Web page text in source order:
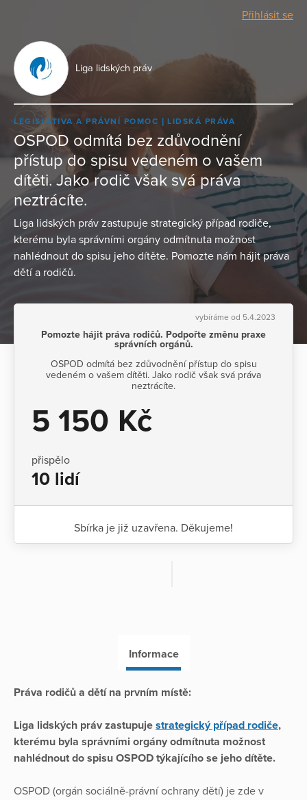
Přihlásit se
Liga lidských práv
LEGISLATIVA A PRÁVNÍ POMOC LIDSKÁ PRÁVA
OSPOD odmítá bez zdůvodnění
přístup do spisu vedeném o vašem
dítěti. Jako rodič však svá práva
neztrácíte.
Liga lidských práv zastupuje strategický případ rodiče,
kterému byla správními orgány odmítnuta možnost
nahlédnout do spisu jeho dítěte. Pomozte nám hájit práva
dětí a rodičů.
vybíráme od 5.4.2023
Pomozte hájit práva rodičů. Podpořte změnu praxe
správních orgánů.
OSPOD odmítá bez zdůvodnění přístup do spisu
vedeném o vašem dítěti. Jako rodič však svá práva
neztrácíte.
5 150 Kč
přispělo
10 lidí
Sbírka je již uzavřena. Děkujeme!
Informace
Práva rodičů a dětí na prvním místě:
Liga lidských práv zastupuje strategický případ rodiče,
kterému byla správními orgány odmítnuta možnost
nahlédnout do spisu OSPOD týkajícího se jeho dítěte.
OSPOD (orgán sociálně-právní ochrany dětí) je zde v